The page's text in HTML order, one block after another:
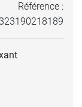
Référence :